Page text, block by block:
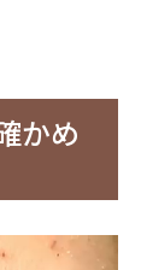
かめ